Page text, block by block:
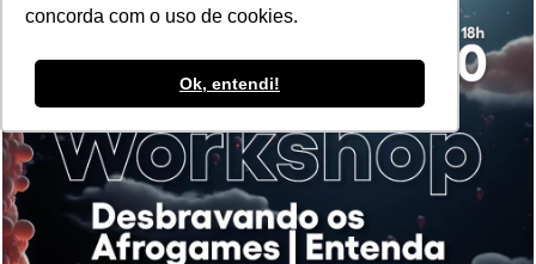
concorda com o uso de cookies.
Ok, entendi!